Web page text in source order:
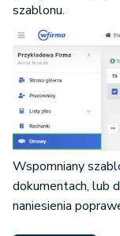
szablonu.
Wspomniany
dokumentach, lub
naniesienia